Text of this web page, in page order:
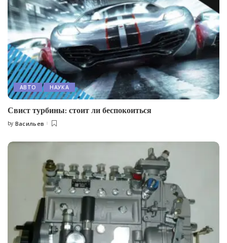
АВТО НАУКА
Свист турбины: стоит ли беспокоиться
Posted
by Васильев